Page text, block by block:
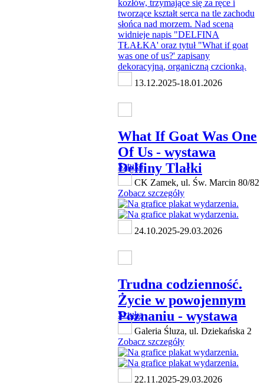
13.12.2025-18.01.2026
What If Goat Was One
Of Us - wystawa
Delfiny Tlałki
Sztuka
CK Zamek, ul. Św. Marcin 80/82
Zobacz szczegóły
24.10.2025-29.03.2026
Trudna codzienność.
Życie w powojennym
Poznaniu - wystawa
Sztuka
Galeria Śluza, ul. Dziekańska 2
Zobacz szczegóły
22.11.2025-29.03.2026